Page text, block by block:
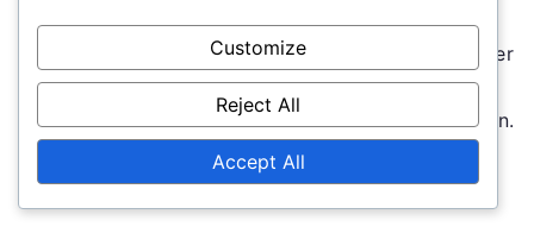
Rückgabebedingungen:Verstehen Sie die
Rückgabebedingungen, die mit jedem Einzelhändler
verbunden sind, da diese erheblich variieren
können und Ihre Entscheidung beeinflussen können.
Verwandte Artikel
Customize
Reject All
Accept All